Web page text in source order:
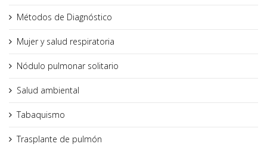
Métodos de Diagnóstico
Mujer y salud respiratoria
Nódulo pulmonar solitario
Salud ambiental
Tabaquismo
Trasplante de pulmón